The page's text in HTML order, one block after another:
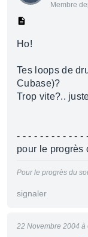
Membre
Ho!
Tes loops de
Cubase)?
Trop vite?..
- - - - - - - - - - - -
pour le progrès
Pour le progrès du
signaler
22 Novembre 2004 à